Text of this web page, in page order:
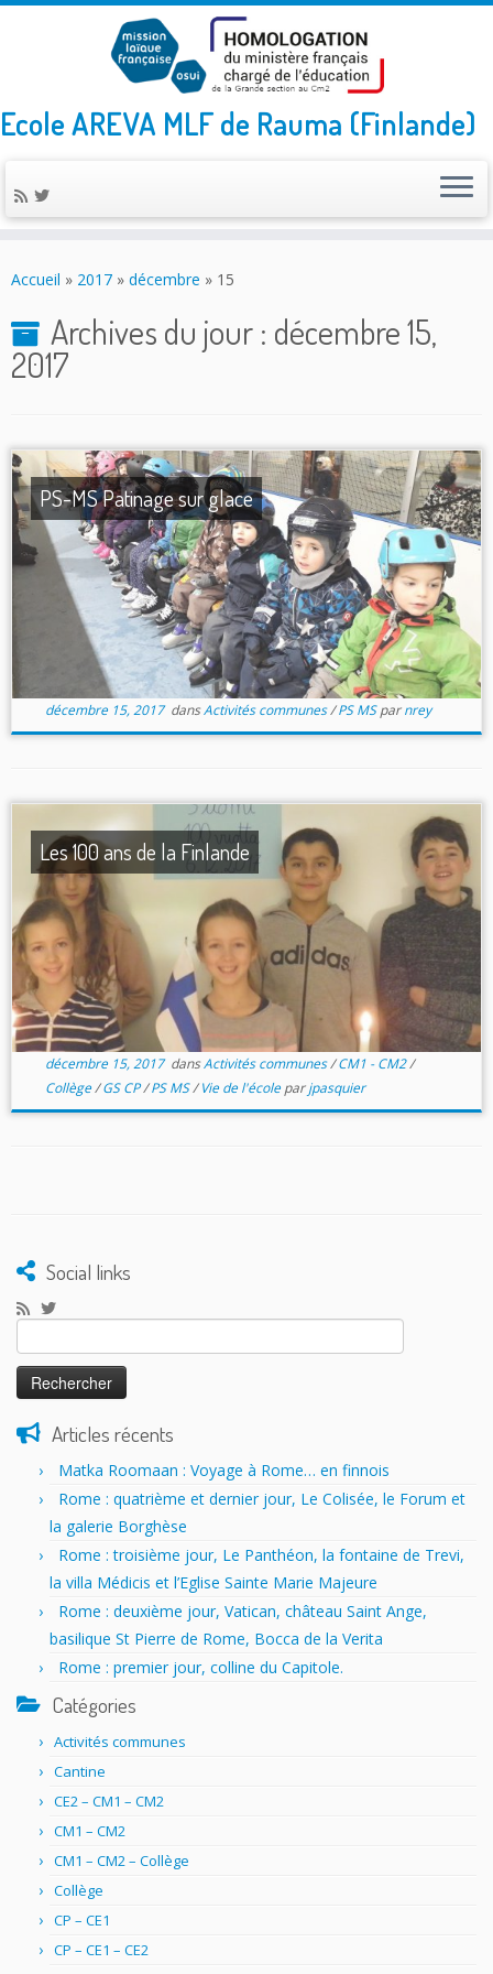
to
Ecole AREVA MLF de Rauma (Finlande)
Accueil » 2017 » décembre » 15
Archives du jour : décembre 15,
2017
PS-MS Patinage sur glace
décembre 15, 2017dansActivités communes/PS MSparnrey
Les 100 ans de la Finlande
décembre 15, 2017dansActivités communes/CM1 - CM2/
Collège/GS CP/PS MS/Vie de l'écoleparjpasquier
Social links
Rechercher :
Articles récents
Matka Roomaan : Voyage à Rome… en finnois
Rome : quatrième et dernier jour, Le Colisée, le Forum et
la galerie Borghèse
Rome : troisième jour, Le Panthéon, la fontaine de Trevi,
la villa Médicis et l’Eglise Sainte Marie Majeure
Rome : deuxième jour, Vatican, château Saint Ange,
basilique St Pierre de Rome, Bocca de la Verita
Rome : premier jour, colline du Capitole.
Catégories
Activités communes
Cantine
CE2 – CM1 – CM2
CM1 – CM2
CM1 – CM2 – Collège
Collège
CP – CE1
CP – CE1 – CE2